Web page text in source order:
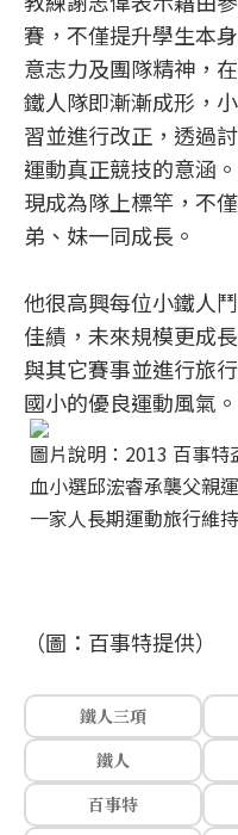
賽，不僅提升學生本
意志力及團隊精神，
鐵人隊即漸漸成形，
習並進行改正，透過
運動真正競技的意涵
現成為隊上標竿，不
弟、妹一同成長。
他很高興每位小鐵人
佳績，未來規模更成
與其它賽事並進行旅
國小的優良運動風氣。
圖片說明：2013 百事
血小選邱浤睿承襲父親
一家人長期運動旅行維
（圖：百事特提供）
鐵人三項
鐵人
百事特